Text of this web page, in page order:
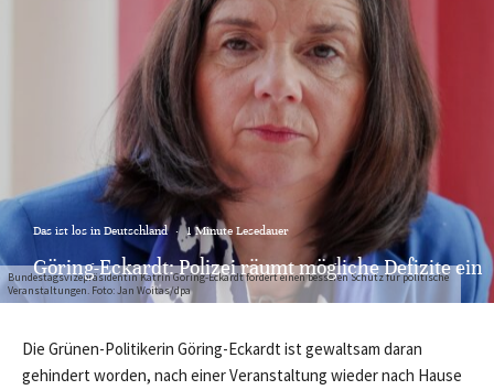
Bundestagsvizepräsidentin Katrin Göring-Eckardt fordert einen besseren Schutz für politische
Veranstaltungen. Foto: Jan Woitas/dpa
Das ist los in Deutschland · 1 Minute Lesedauer
Göring-Eckardt: Polizei räumt mögliche Defizite ein
Die Grünen-Politikerin Göring-Eckardt ist gewaltsam daran
gehindert worden, nach einer Veranstaltung wieder nach Hause